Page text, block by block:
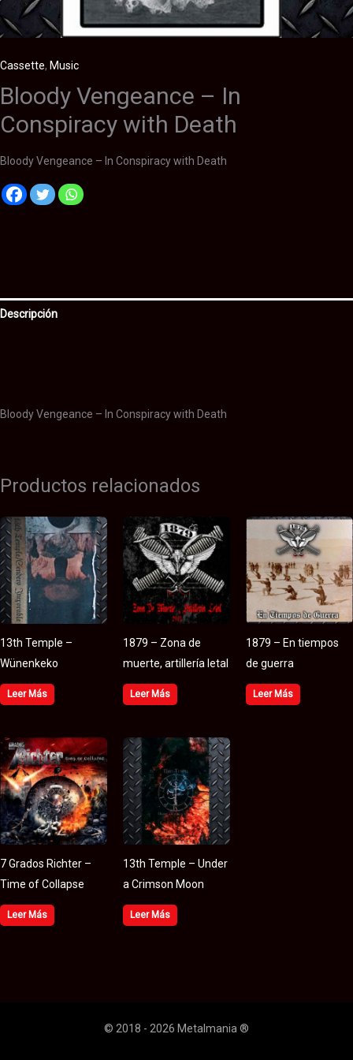
Cassette, Music
Bloody Vengeance – In
Conspiracy with Death
Bloody Vengeance – In Conspiracy with Death
Descripción
Bloody Vengeance – In Conspiracy with Death
Productos relacionados
13th Temple –
Wünenkeko
Leer Más
1879 – Zona de
muerte, artillería letal
Leer Más
1879 – En tiempos
de guerra
Leer Más
7 Grados Richter –
Time of Collapse
Leer Más
13th Temple – Under
a Crimson Moon
Leer Más
© 2018 - 2026 Metalmania ®